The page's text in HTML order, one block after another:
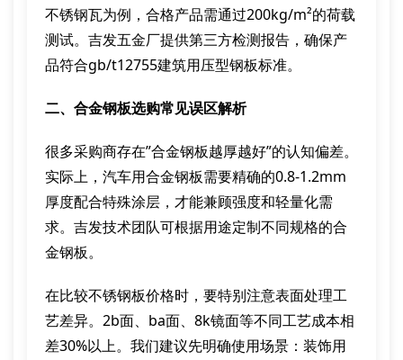
不锈钢瓦为例，合格产品需通过200kg/m²的荷载
测试。吉发五金厂提供第三方检测报告，确保产
品符合gb/t12755建筑用压型钢板标准。
二、合金钢板选购常见误区解析
很多采购商存在”合金钢板越厚越好”的认知偏差。
实际上，汽车用合金钢板需要精确的0.8-1.2mm
厚度配合特殊涂层，才能兼顾强度和轻量化需
求。吉发技术团队可根据用途定制不同规格的合
金钢板。
在比较不锈钢板价格时，要特别注意表面处理工
艺差异。2b面、ba面、8k镜面等不同工艺成本相
差30%以上。我们建议先明确使用场景：装饰用